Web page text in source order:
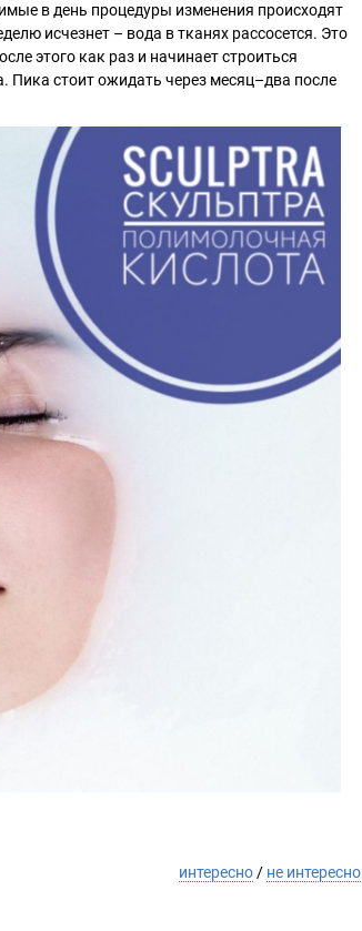
в день процедуры изменения происходят
исчезнет – вода в тканях рассосется. Это
этого как раз и начинает строиться
стоит ожидать через месяц–два после
интересно / не интересно